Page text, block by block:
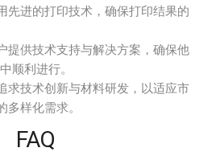
先进的打印技术，确保打印结果的
提供技术支持与解决方案，确保他
顺利进行。
求技术创新与材料研发，以适应市
多样化需求。
FAQ